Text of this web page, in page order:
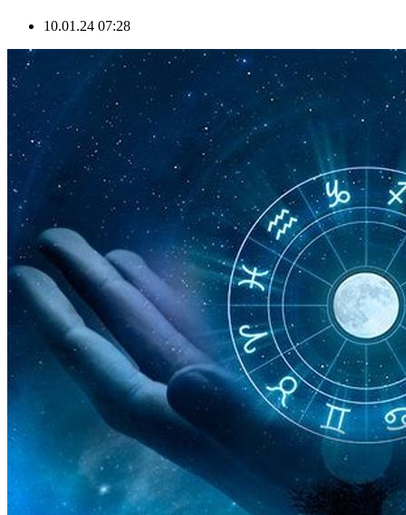
10.01.24 07:28